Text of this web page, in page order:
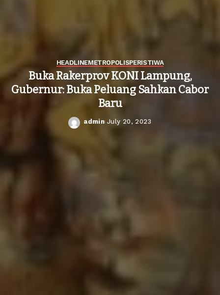
HEADLINEMETROPOLISPERISTIWA
Buka Rakerprov KONI Lampung,
Gubernur: Buka Peluang Sahkan Cabor
Baru
Posted
admin July 20, 2023